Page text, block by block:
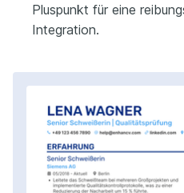
Pluspunkt für eine
Integration.